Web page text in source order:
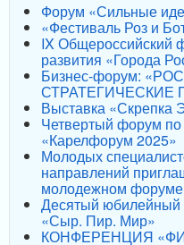
Форум «Сильные
«Фестиваль Роз и
IX Общероссийский
развития «Города
Бизнес-форум:
СТРАТЕГИЧЕСКИЕ
Выставка «Скрепка
Четвертый форум
«Карелфорум 2025»
Молодых
направлений
молодежном
Десятый юбилейный
«Сыр. Пир. Мир»
КОНФЕРЕНЦИЯ